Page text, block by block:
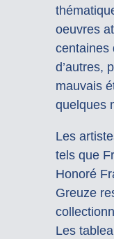
oeuvres
centaines
d’autres,
mauvais
quelques
Les
tels que
Honoré
Greuze
Les